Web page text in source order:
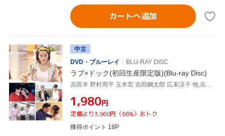
カートへ追加
中古
DVD・ブルーレイ
BLU-RAY DISC
ラブ×ドック(初回生産限定版)(Blu-ray Disc)
吉田羊 野村周平 玉木宏 吉田鋼太郎 広末涼子 他,吉田羊,野村周平,玉木宏,鈴木おさむ(監督、脚本)
¥1,980円
定価より3,960円（66%）おトク
獲得ポイント 18P